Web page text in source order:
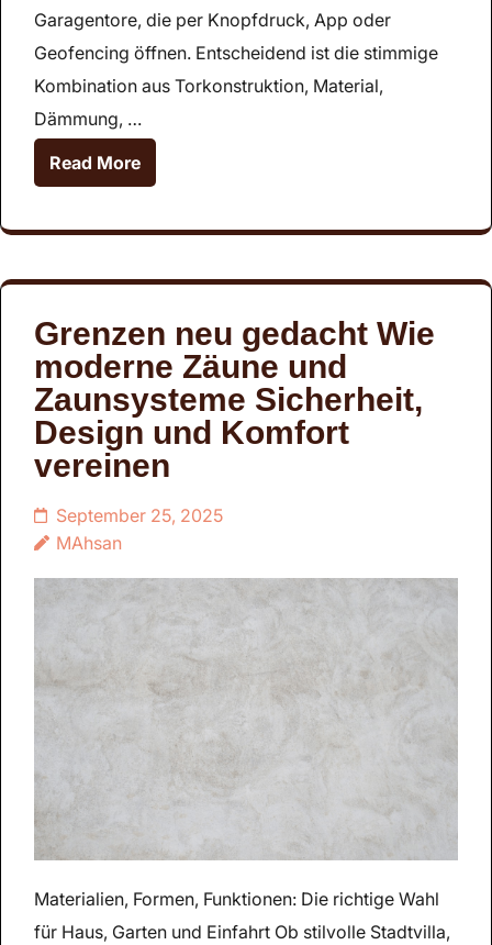
Garagentore, die per Knopfdruck, App oder
Geofencing öffnen. Entscheidend ist die stimmige
Kombination aus Torkonstruktion, Material,
Dämmung, …
Read More
Grenzen neu gedacht Wie
moderne Zäune und
Zaunsysteme Sicherheit,
Design und Komfort
vereinen
September 25, 2025
MAhsan
Materialien, Formen, Funktionen: Die richtige Wahl
für Haus, Garten und Einfahrt Ob stilvolle Stadtvilla,